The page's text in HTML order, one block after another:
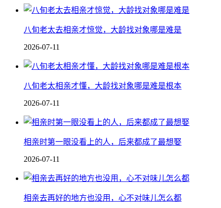
八旬老太去相亲才惊觉，大龄找对象哪是难是
2026-07-11
八旬老太相亲才懂，大龄找对象哪是难是根本
2026-07-11
相亲时第一眼没看上的人，后来都成了最想娶
2026-07-11
相亲去再好的地方也没用，心不对味儿怎么都